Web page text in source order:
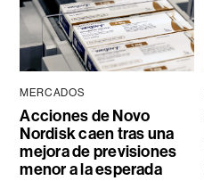
MERCADOS
Acciones de Novo
Nordisk caen tras una
mejora de previsiones
menor a la esperada